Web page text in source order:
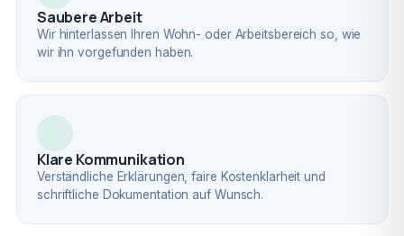
Saubere Arbeit
Wir hinterlassen Ihren Wohn- oder Arbeitsbereich so, wie
wir ihn vorgefunden haben.
Klare Kommunikation
Verständliche Erklärungen, faire Kostenklarheit und
schriftliche Dokumentation auf Wunsch.